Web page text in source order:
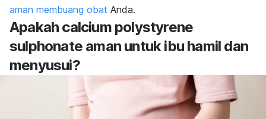
aman membuang obat Anda.
Apakah calcium polystyrene
sulphonate aman untuk ibu hamil dan
menyusui?